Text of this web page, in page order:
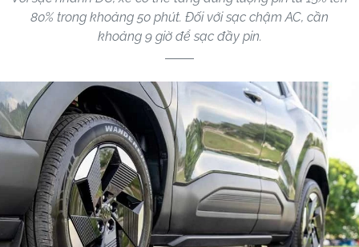
80% trong khoảng 50 phút. Đối với sạc chậm AC, cần
khoảng 9 giờ để sạc đầy pin.